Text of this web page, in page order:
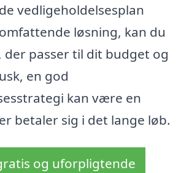
vedligeholdelsesplan
løsning, kan du
passer til dit budget og
en god
kan være en
betaler sig i det lange løb.
og uforpligtende